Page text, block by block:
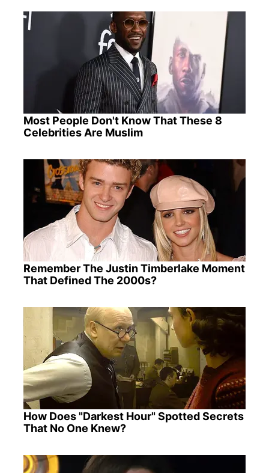
Most People Don't Know That These 8
Celebrities Are Muslim
Remember The Justin Timberlake Moment
That Defined The 2000s?
How Does "Darkest Hour" Spotted Secrets
That No One Knew?